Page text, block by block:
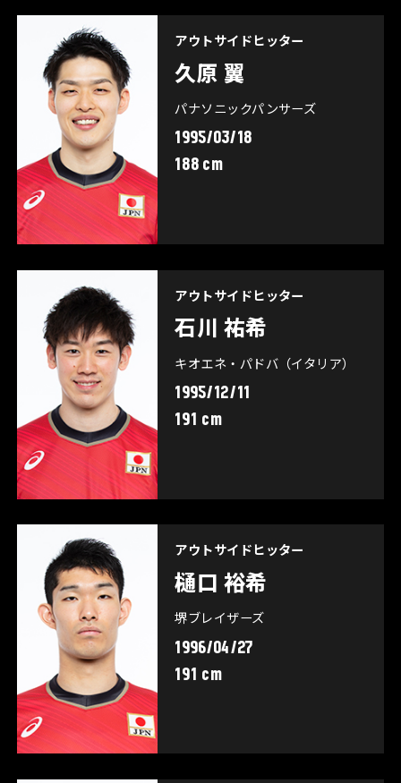
アウトサイドヒッター
久原 翼
パナソニックパンサーズ
1995/03/18
188 cm
アウトサイドヒッター
石川 祐希
キオエネ・パドバ（イタリア）
1995/12/11
191 cm
アウトサイドヒッター
樋口 裕希
堺ブレイザーズ
1996/04/27
191 cm